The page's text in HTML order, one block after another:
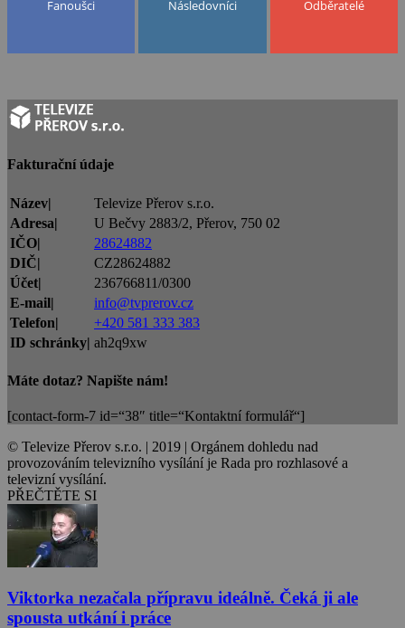
Fanoušci Následovníci Odběratelé
Fakturační údaje
Název|
Televize Přerov s.r.o.
Adresa|
U Bečvy 2883/2, Přerov, 750 02
IČO|
28624882
DIČ|
CZ28624882
Účet|
236766811/0300
E-mail|
info@tvprerov.cz
Telefon|
+420 581 333 383
ID schránky| ah2q9xw
Máte dotaz? Napište nám!
[contact-form-7 id=“38″ title=“Kontaktní formulář“]
© Televize Přerov s.r.o. | 2019 | Orgánem dohledu nad
provozováním televizního vysílání je Rada pro rozhlasové a
televizní vysílání.
PŘEČTĚTE SI
Viktorka nezačala přípravu ideálně. Čeká ji ale
spousta utkání i práce